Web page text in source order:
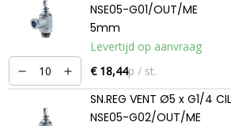
NSE05-G01/OUT/ME
5mm
Levertijd op aanvraag
€ 18,44p / st.
SN.REG VENT Ø5 x G1/4
NSE05-G02/OUT/ME